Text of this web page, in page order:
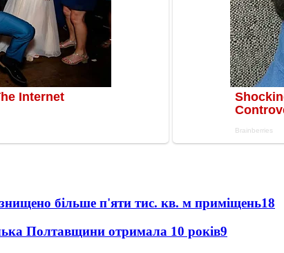
більше п'яти тис. кв. м приміщень18
Полтавщини отримала 10 років9